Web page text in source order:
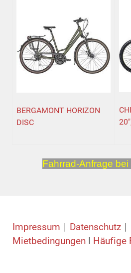
BERGAMONT HORIZON
DISC
Fahrrad-Anfrage
Impressum | Datenschutz |
Mietbedingungen I Häufige